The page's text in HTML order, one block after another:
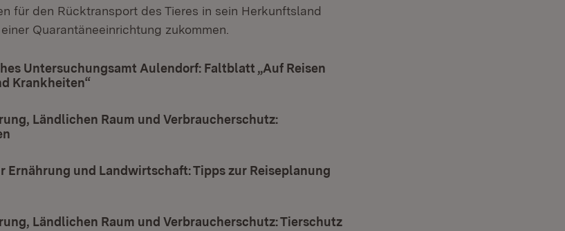
für den Rücktransport des Tieres in sein Herkunftsland
Quarantäneeinrichtung zukommen.
Untersuchungsamt Aulendorf: Faltblatt „Auf Reisen
Krankheiten“
Ländlichen Raum und Verbraucherschutz:
Ernährung und Landwirtschaft: Tipps zur Reiseplanung
Ländlichen Raum und Verbraucherschutz: Tierschutz